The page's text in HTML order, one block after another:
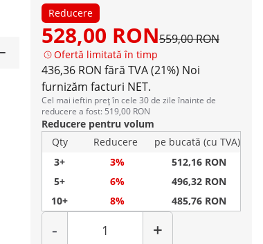
Reducere
528,00 RON559,00 RON
Ofertă limitată în timp
436,36 RON fără TVA (21%) Noi
furnizăm facturi NET.
Cel mai ieftin preț în cele 30 de zile înainte de
reducere a fost: 519,00 RON
Reducere pentru volum
Qty
Reducere
pe bucată (cu TVA)
3+
3%
512,16 RON
5+
6%
496,32 RON
10+
8% 485,76 RON
-
Cantitate
+